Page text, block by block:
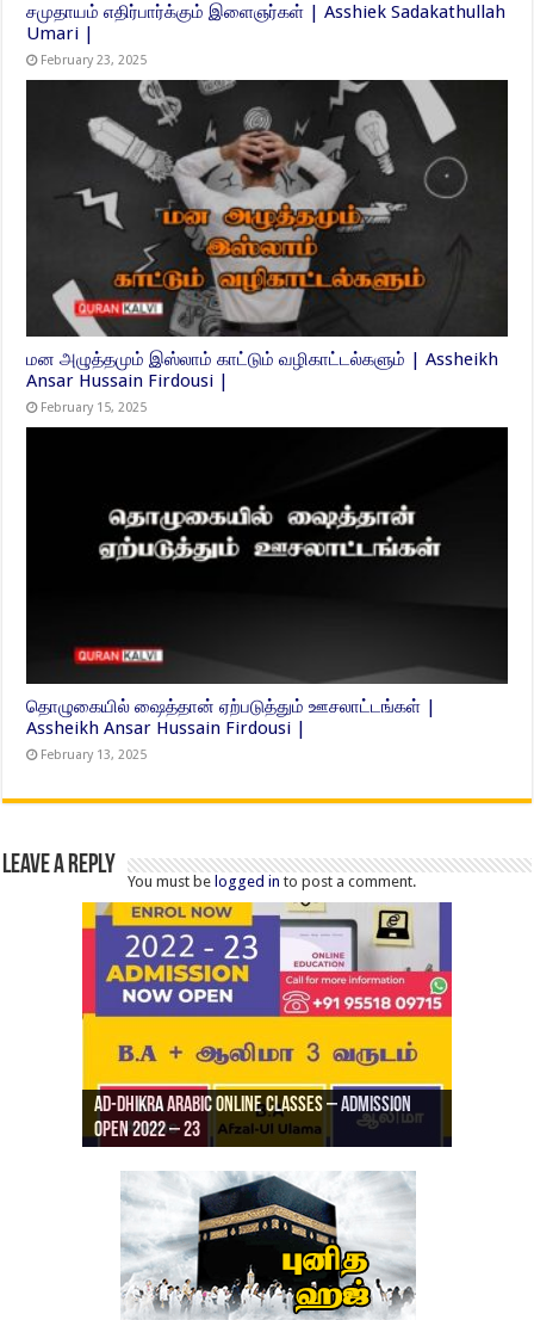
சமுதாயம் எதிர்பார்க்கும் இளைஞர்கள் | Asshiek Sadakathullah
Umari |
February 23, 2025
மன அழுத்தமும் இஸ்லாம் காட்டும் வழிகாட்டல்களும் | Assheikh
Ansar Hussain Firdousi |
February 15, 2025
தொழுகையில் ஷைத்தான் ஏற்படுத்தும் ஊசலாட்டங்கள் |
Assheikh Ansar Hussain Firdousi |
February 13, 2025
Leave a Reply
You must belogged in to post a comment.
Ad-Dhikra Arabic Online Classes – Admission
Open 2022 – 23
Ad-Dhikra Arabic Online Classes – BA Arabic
AD DHIKRA ARABIC COLLEGE ADMISSION
ரியாத் ஜும்ஆ தமிழாக்கம், Jamia Al Hajiri
Masjid (Kuwait Masjid), Malaz, Riyadh